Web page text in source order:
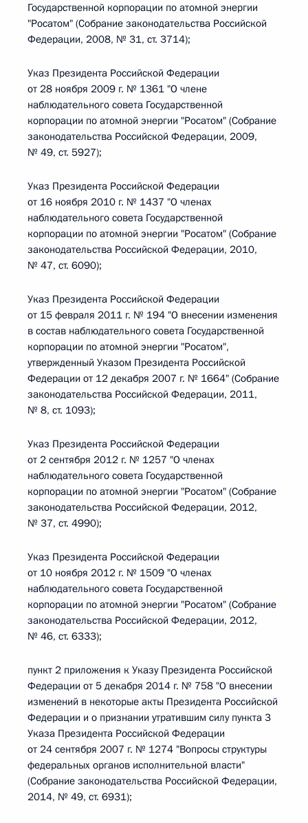
Государственной корпорации по атомной энергии
"Росатом" (Собрание законодательства Российской
Федерации, 2008, № 31, ст. 3714);
Указ Президента Российской Федерации
от 28 ноября 2009 г. № 1361 "О члене
наблюдательного совета Государственной
корпорации по атомной энергии "Росатом" (Собрание
законодательства Российской Федерации, 2009,
№ 49, ст. 5927);
Указ Президента Российской Федерации
от 16 ноября 2010 г. № 1437 "О членах
наблюдательного совета Государственной
корпорации по атомной энергии "Росатом" (Собрание
законодательства Российской Федерации, 2010,
№ 47, ст. 6090);
Указ Президента Российской Федерации
от 15 февраля 2011 г. № 194 "О внесении изменения
в состав наблюдательного совета Государственной
корпорации по атомной энергии "Росатом",
утвержденный Указом Президента Российской
Федерации от 12 декабря 2007 г. № 1664" (Собрание
законодательства Российской Федерации, 2011,
№ 8, ст. 1093);
Указ Президента Российской Федерации
от 2 сентября 2012 г. № 1257 "О членах
наблюдательного совета Государственной
корпорации по атомной энергии "Росатом" (Собрание
законодательства Российской Федерации, 2012,
№ 37, ст. 4990);
Указ Президента Российской Федерации
от 10 ноября 2012 г. № 1509 "О членах
наблюдательного совета Государственной
корпорации по атомной энергии "Росатом" (Собрание
законодательства Российской Федерации, 2012,
№ 46, ст. 6333);
пункт 2 приложения к Указу Президента Российской
Федерации от 5 декабря 2014 г. № 758 "О внесении
изменений в некоторые акты Президента Российской
Федерации и о признании утратившим силу пункта 3
Указа Президента Российской Федерации
от 24 сентября 2007 г. № 1274 "Вопросы структуры
федеральных органов исполнительной власти"
(Собрание законодательства Российской Федерации,
2014, № 49, ст. 6931);